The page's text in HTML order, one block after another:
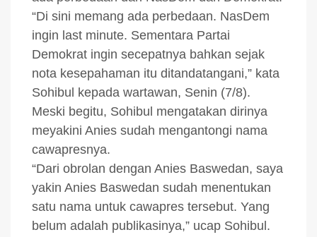
“Di sini memang ada perbedaan. NasDem
ingin last minute. Sementara Partai
Demokrat ingin secepatnya bahkan sejak
nota kesepahaman itu ditandatangani,” kata
Sohibul kepada wartawan, Senin (7/8).
Meski begitu, Sohibul mengatakan dirinya
meyakini Anies sudah mengantongi nama
cawapresnya.
“Dari obrolan dengan Anies Baswedan, saya
yakin Anies Baswedan sudah menentukan
satu nama untuk cawapres tersebut. Yang
belum adalah publikasinya,” ucap Sohibul.